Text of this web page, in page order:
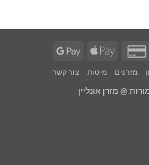
Credit
2
Apple
Google
מזרנים מיטות צור קשר
@ מזרן אונליין